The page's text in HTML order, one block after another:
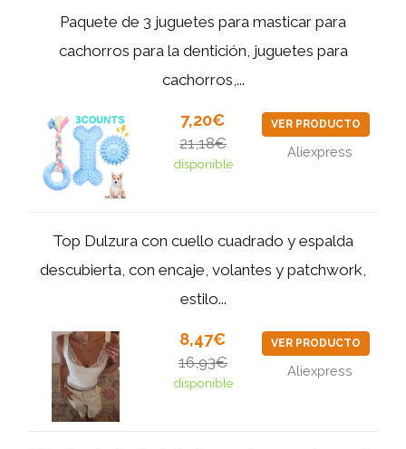
Paquete de 3 juguetes para masticar para
cachorros para la dentición, juguetes para
cachorros,...
7,20€
21,18€
disponible
VER PRODUCTO
Aliexpress
Top Dulzura con cuello cuadrado y espalda
descubierta, con encaje, volantes y patchwork,
estilo...
8,47€
16,93€
disponible
VER PRODUCTO
Aliexpress